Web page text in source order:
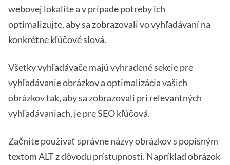
webovej lokalite a v prípade potreby ich
optimalizujte, aby sa zobrazovali vo vyhľadávaní na
konkrétne kľúčové slová.
Všetky vyhľadávače majú vyhradené sekcie pre
vyhľadávanie obrázkov a optimalizácia vašich
obrázkov tak, aby sa zobrazovali pri relevantných
vyhľadávaniach, je pre SEO kľúčová.
Začnite používať správne názvy obrázkov s popisným
textom ALT z dôvodu prístupnosti. Napríklad obrázok